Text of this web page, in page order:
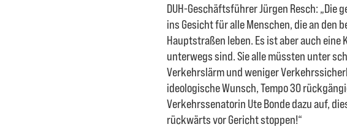
DUH-Geschäftsführer Jürgen Resch: „Die
ins Gesicht für alle Menschen, die an den
Hauptstraßen leben. Es ist aber auch eine
unterwegs sind. Sie alle müssten unter
Verkehrslärm und weniger
ideologische Wunsch, Tempo 30
Verkehrssenatorin Ute Bonde dazu auf,
rückwärts vor Gericht stoppen!“